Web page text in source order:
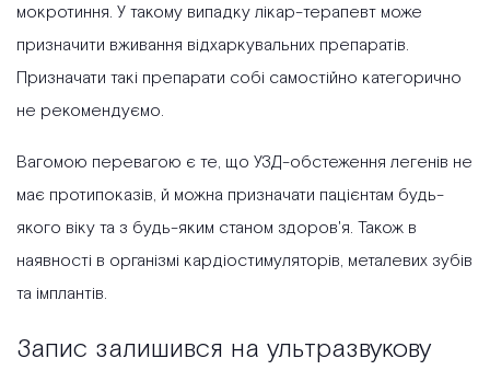
мокротиння. У такому випадку лікар-терапевт може
призначити вживання відхаркувальних препаратів.
Призначати такі препарати собі самостійно категорично
не рекомендуємо.
Вагомою перевагою є те, що УЗД-обстеження легенів не
має протипоказів, й можна призначати пацієнтам будь-
якого віку та з будь-яким станом здоров'я. Також в
наявності в організмі кардіостимуляторів, металевих зубів
та імплантів.
Запис залишився на ультразвукову